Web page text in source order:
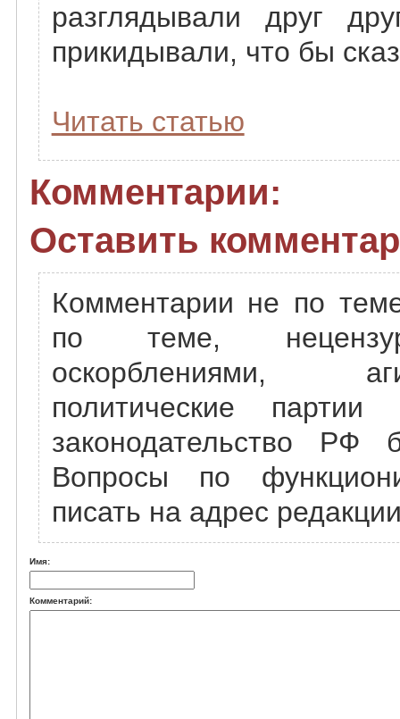
разглядывали друг
прикидывали, что бы
Читать статью
Комментарии:
Оставить
Комментарии не по
по теме,
оскорблениями,
политические
законодательство РФ
Вопросы по
писать на адрес
Имя:
Комментарий: